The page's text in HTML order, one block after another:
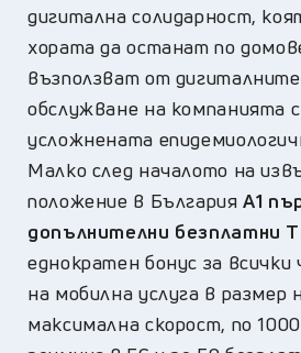
дигитална солидарност,
хората да останат по
възползват от
обслужване на компанията
усложнената
Малко след началото на
положение в БългарияА1
допълнителни безплатни
еднократен бонус за
на мобилна услуга в размер
максимална скорост, по